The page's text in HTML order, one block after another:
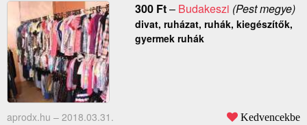
300 Ft– Budakeszi (Pest megye)
divat, ruházat, ruhák, kiegészítők,
gyermek ruhák
aprodx.hu – 2018.03.31. Kedvencekbe